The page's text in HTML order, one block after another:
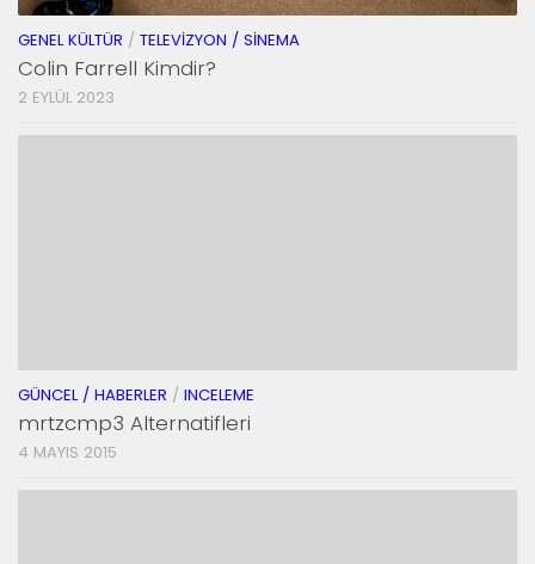
GENEL KÜLTÜR / TELEVIZYON / SINEMA
Colin Farrell Kimdir?
2 EYLÜL 2023
GÜNCEL / HABERLER / INCELEME
mrtzcmp3 Alternatifleri
4 MAYIS 2015